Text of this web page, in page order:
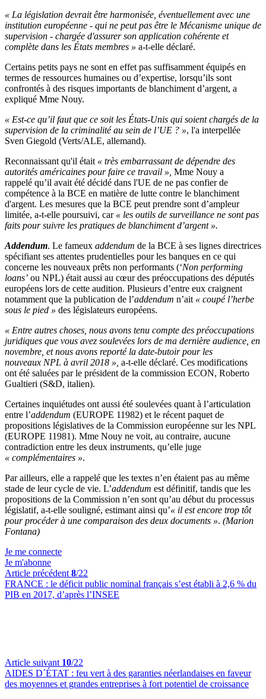
« La législation devrait être harmonisée, éventuellement avec une
institution européenne - qui ne peut pas être le Mécanisme unique de
supervision - chargée d'assurer son application cohérente et
complète dans les États membres » a-t-elle déclaré.
Certains petits pays ne sont en effet pas suffisamment équipés en
termes de ressources humaines ou d’expertise, lorsqu’ils sont
confrontés à des risques importants de blanchiment d’argent, a
expliqué Mme Nouy.
« Est-ce qu’il faut que ce soit les États-Unis qui soient chargés de la
supervision de la criminalité au sein de l’UE ? », l'a interpellée
Sven Giegold (Verts/ALE, allemand).
Reconnaissant qu'il était « très embarrassant de dépendre des
autorités américaines pour faire ce travail », Mme Nouy a
rappelé qu’il avait été décidé dans l'UE de ne pas confier de
compétence à la BCE en matière de lutte contre le blanchiment
d'argent. Les mesures que la BCE peut prendre sont d’ampleur
limitée, a-t-elle poursuivi, car « les outils de surveillance ne sont pas
faits pour suivre les pratiques de blanchiment d’argent ».
Addendum. Le fameux addendum de la BCE à ses lignes directrices
spécifiant ses attentes prudentielles pour les banques en ce qui
concerne les nouveaux prêts non performants (‘Non performing
loans’ ou NPL) était aussi au cœur des préoccupations des députés
européens lors de cette audition. Plusieurs d’entre eux craignent
notamment que la publication de l’addendum n’ait « coupé l’herbe
sous le pied » des législateurs européens.
« Entre autres choses, nous avons tenu compte des préoccupations
juridiques que vous avez soulevées lors de ma dernière audience, en
novembre, et nous avons reporté la date-butoir pour les
nouveaux NPL à avril 2018 », a-t-elle déclaré. Ces modifications
ont été saluées par le président de la commission ECON, Roberto
Gualtieri (S&D, italien).
Certaines inquiétudes ont aussi été soulevées quant à l’articulation
entre l’addendum (EUROPE 11982) et le récent paquet de
propositions législatives de la Commission européenne sur les NPL
(EUROPE 11981). Mme Nouy ne voit, au contraire, aucune
contradiction entre les deux instruments, qu’elle juge
« complémentaires ».
Par ailleurs, elle a rappelé que les textes n’en étaient pas au même
stade de leur cycle de vie. L’addendum est définitif, tandis que les
propositions de la Commission n’en sont qu’au début du processus
législatif, a-t-elle souligné, estimant ainsi qu’« il est encore trop tôt
pour procéder à une comparaison des deux documents ». (Marion
Fontana)
Je me connecte
Je m'abonne
Article précédent 8/22
FRANCE : le déficit public nominal français s’est établi à 2,6 % du
PIB en 2017, d’après l’INSEE
Article suivant 10/22
AIDES D´ÉTAT : feu vert à des garanties néerlandaises en faveur
des moyennes et grandes entreprises à fort potentiel de croissance